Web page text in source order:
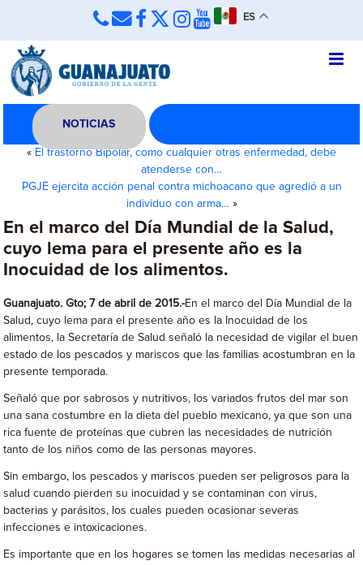
ES
NOTICIAS
« El trastorno Bipolar, como cualquier otras enfermedad, debe
atenderse con…
PGJE ejercita acción penal contra michoacano que agredió a un
individuo con arma… »
En el marco del Día Mundial de la Salud,
cuyo lema para el presente año es la
Inocuidad de los alimentos.
Guanajuato. Gto; 7 de abril de 2015.-En el marco del Día Mundial de la
Salud, cuyo lema para el presente año es la Inocuidad de los
alimentos, la Secretaría de Salud señaló la necesidad de vigilar el buen
estado de los pescados y mariscos que las familias acostumbran en la
presente temporada.
Señaló que por sabrosos y nutritivos, los variados frutos del mar son
una sana costumbre en la dieta del pueblo mexicano, ya que son una
rica fuente de proteínas que cubren las necesidades de nutrición
tanto de los niños como de las personas mayores.
Sin embargo, los pescados y mariscos pueden ser peligrosos para la
salud cuando pierden su inocuidad y se contaminan con virus,
bacterias y parásitos, los cuales pueden ocasionar severas
infecciones e intoxicaciones.
Es importante que en los hogares se tomen las medidas necesarias al